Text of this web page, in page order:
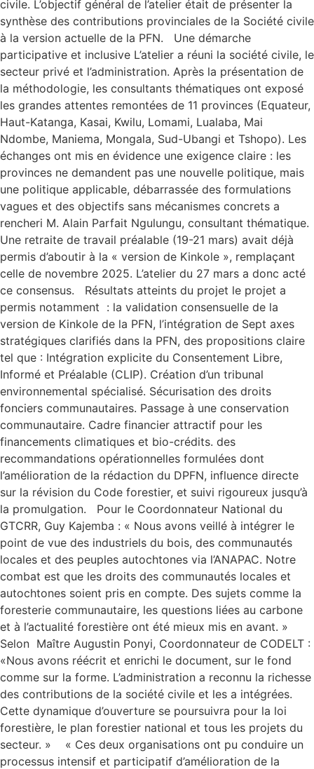
civile. L’objectif général de l’atelier était de présenter la
synthèse des contributions provinciales de la Société civile
à la version actuelle de la PFN. Une démarche
participative et inclusive L’atelier a réuni la société civile, le
secteur privé et l’administration. Après la présentation de
la méthodologie, les consultants thématiques ont exposé
les grandes attentes remontées de 11 provinces (Equateur,
Haut-Katanga, Kasai, Kwilu, Lomami, Lualaba, Mai
Ndombe, Maniema, Mongala, Sud-Ubangi et Tshopo). Les
échanges ont mis en évidence une exigence claire : les
provinces ne demandent pas une nouvelle politique, mais
une politique applicable, débarrassée des formulations
vagues et des objectifs sans mécanismes concrets a
rencheri M. Alain Parfait Ngulungu, consultant thématique.
Une retraite de travail préalable (19-21 mars) avait déjà
permis d’aboutir à la « version de Kinkole », remplaçant
celle de novembre 2025. L’atelier du 27 mars a donc acté
ce consensus. Résultats atteints du projet le projet a
permis notamment : la validation consensuelle de la
version de Kinkole de la PFN, l’intégration de Sept axes
stratégiques clarifiés dans la PFN, des propositions claire
tel que : Intégration explicite du Consentement Libre,
Informé et Préalable (CLIP). Création d’un tribunal
environnemental spécialisé. Sécurisation des droits
fonciers communautaires. Passage à une conservation
communautaire. Cadre financier attractif pour les
financements climatiques et bio-crédits. des
recommandations opérationnelles formulées dont
l’amélioration de la rédaction du DPFN, influence directe
sur la révision du Code forestier, et suivi rigoureux jusqu’à
la promulgation. Pour le Coordonnateur National du
GTCRR, Guy Kajemba : « Nous avons veillé à intégrer le
point de vue des industriels du bois, des communautés
locales et des peuples autochtones via l’ANAPAC. Notre
combat est que les droits des communautés locales et
autochtones soient pris en compte. Des sujets comme la
foresterie communautaire, les questions liées au carbone
et à l’actualité forestière ont été mieux mis en avant. »
Selon Maître Augustin Ponyi, Coordonnateur de CODELT :
«Nous avons réécrit et enrichi le document, sur le fond
comme sur la forme. L’administration a reconnu la richesse
des contributions de la société civile et les a intégrées.
Cette dynamique d’ouverture se poursuivra pour la loi
forestière, le plan forestier national et tous les projets du
secteur. » « Ces deux organisations ont pu conduire un
processus intensif et participatif d’amélioration de la